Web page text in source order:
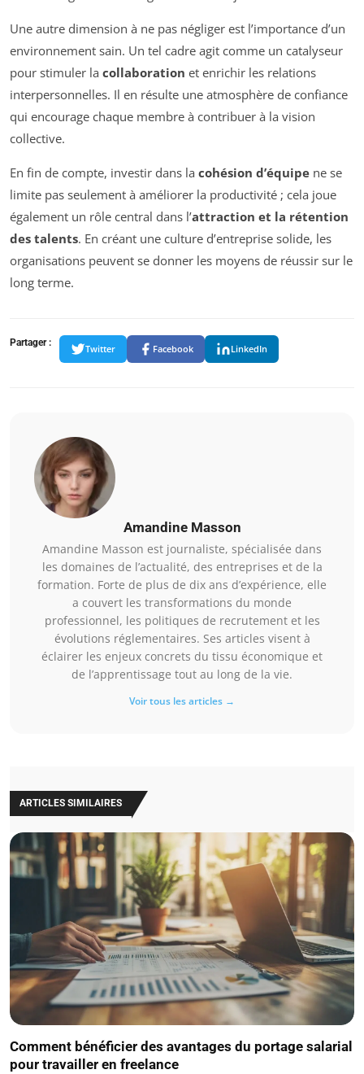
Une autre dimension à ne pas négliger est l’importance d’un
environnement sain. Un tel cadre agit comme un catalyseur
pour stimuler la collaboration et enrichir les relations
interpersonnelles. Il en résulte une atmosphère de confiance
qui encourage chaque membre à contribuer à la vision
collective.
En fin de compte, investir dans la cohésion d’équipe ne se
limite pas seulement à améliorer la productivité ; cela joue
également un rôle central dans l’attraction et la rétention
des talents. En créant une culture d’entreprise solide, les
organisations peuvent se donner les moyens de réussir sur le
long terme.
Partager :
Twitter Facebook LinkedIn
Amandine Masson
Amandine Masson est journaliste, spécialisée dans
les domaines de l’actualité, des entreprises et de la
formation. Forte de plus de dix ans d’expérience, elle
a couvert les transformations du monde
professionnel, les politiques de recrutement et les
évolutions réglementaires. Ses articles visent à
éclairer les enjeux concrets du tissu économique et
de l’apprentissage tout au long de la vie.
Voir tous les articles →
ARTICLES SIMILAIRES
Comment bénéficier des avantages du portage salarial
pour travailler en freelance